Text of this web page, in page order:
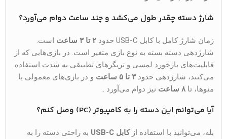
شارژ دسته چقدر طول می‌کشد و چند ساعت دوام می‌آورد؟
زمان شارژ کامل با کابل USB-C حدود ۲ تا ۳ ساعت
است.
شارژدهی دسته بسته به نوع بازی متغیر است. در بازی‌هایی که از
قابلیت‌های بازخورد لمسی و تریگرهای تطبیقی به شدت استفاده
می‌کنند، شارژدهی حدود۳ تا ۵ ساعت
و در بازی‌های معمولی یا
منوها، تا۸ ساعت نیز دوام می‌آورد .
آیا می‌توانم این دسته را به کامپیوتر (PC) وصل کنم؟
بله، می‌توانید با استفاده ازکابل USB-C
به راحتی دسته را به